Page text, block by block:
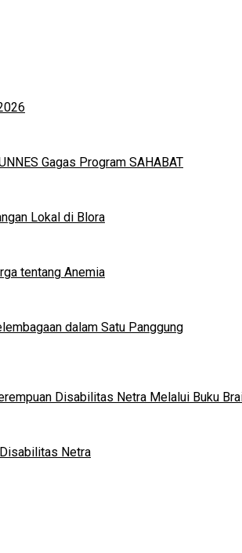
Gagas Program SAHABAT
Lokal di Blora
tentang Anemia
dalam Satu Panggung
Disabilitas Netra Melalui Buku
Netra